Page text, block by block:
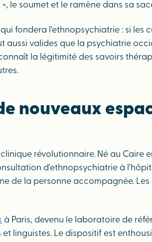
le soumet et le ramène dans sa
fondera l'ethnopsychiatrie : si les
valides que la psychiatrie
la légitimité des savoirs
nouveaux
révolutionnaire. Né au Caire
d'ethnopsychiatrie à
de la personne accompagnée.
à Paris, devenu le laboratoire de
linguistes. Le dispositif est